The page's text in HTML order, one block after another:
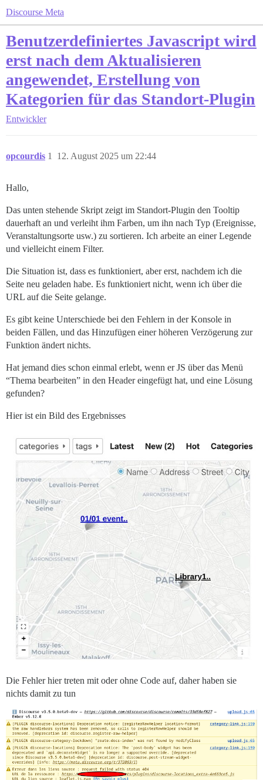
Discourse Meta
Benutzerdefiniertes Javascript wird
erst nach dem Aktualisieren
angewendet, Erstellung von
Kategorien für das Standort-Plugin
Entwickler
opcourdis 12. August 2025 um 22:44
1
Hallo,
Das unten stehende Skript zeigt im Standort-Plugin den Tooltip
dauerhaft an und verleiht ihm Farben, um ihn nach Typ (Ereignisse,
Veranstaltungsorte usw.) zu sortieren. Ich arbeite an einer Legende
und vielleicht einem Filter.
Die Situation ist, dass es funktioniert, aber erst, nachdem ich die
Seite neu geladen habe. Es funktioniert nicht, wenn ich über die
URL auf die Seite gelange.
Es gibt keine Unterschiede bei den Fehlern in der Konsole in
beiden Fällen, und das Hinzufügen einer höheren Verzögerung zur
Funktion ändert nichts.
Hat jemand dies schon einmal erlebt, wenn er JS über das Menü
“Thema bearbeiten” in den Header eingefügt hat, und eine Lösung
gefunden?
Hier ist ein Bild des Ergebnisses
Die Fehler hier treten mit oder ohne Code auf, daher haben sie
nichts damit zu tun